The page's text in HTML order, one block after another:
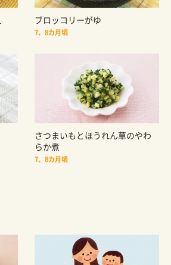
ブロッコリーがゆ
7、8カ月頃
さつまいもとほうれん草のやわ
らか煮
7、8カ月頃